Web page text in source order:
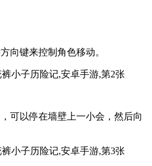
向键来控制角色移动。
可以停在墙壁上一小会，然后向